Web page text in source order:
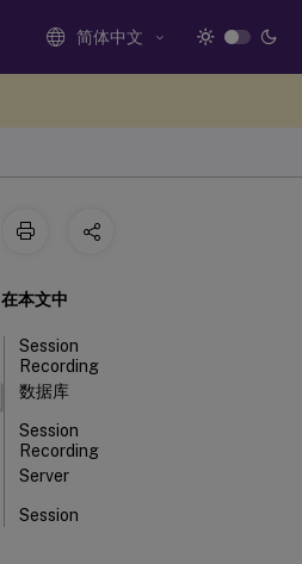
简体中文
在本文中
Session
Recording
数据库
Session
Recording
Server
Session